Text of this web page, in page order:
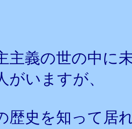
主義の世の中に
がいますが、
歴史を知って居